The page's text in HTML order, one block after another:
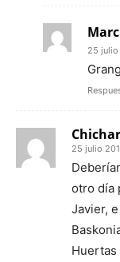
25 julio
Chichar
25 julio
otro día
Javier,
Huertas